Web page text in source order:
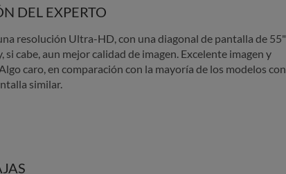
DEL EXPERTO
resolución Ultra-HD, con una diagonal de pantalla de 55"
si cabe, aun mejor calidad de imagen. Excelente imagen y
caro, en comparación con la mayoría de los modelos con
similar.